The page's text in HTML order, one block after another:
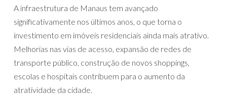
A infraestrutura de Manaus tem avançado
significativamente nos últimos anos, o que torna o
investimento em imóveis residenciais ainda mais atrativo.
Melhorias nas vias de acesso, expansão de redes de
transporte público, construção de novos shoppings,
escolas e hospitais contribuem para o aumento da
atratividade da cidade.